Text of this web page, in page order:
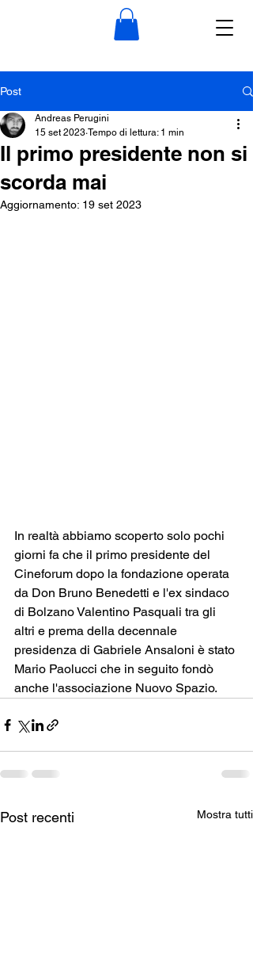
Post
Il primo presidente non si
scorda mai
Andreas Perugini
15 set 2023 Tempo di lettura: 1 min
Aggiornamento: 19 set 2023
In realtà abbiamo scoperto solo pochi
giorni fa che il primo presidente del
Cineforum dopo la fondazione operata
da Don Bruno Benedetti e l'ex sindaco
di Bolzano Valentino Pasquali tra gli
altri e prema della decennale
presidenza di Gabriele Ansaloni è stato
Mario Paolucci che in seguito fondò
anche l'associazione Nuovo Spazio.
Post recenti Mostra tutti